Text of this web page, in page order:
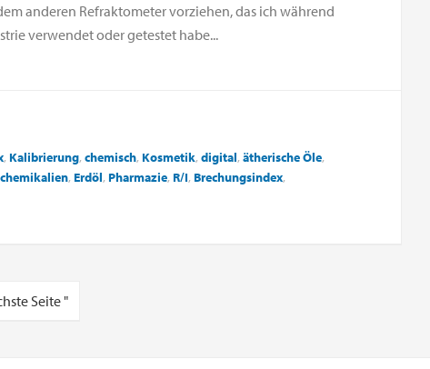
anderen Refraktometer vorziehen, das ich während
verwendet oder getestet habe...
, Kalibrierung, chemisch, Kosmetik, digital, ätherische Öle,
, Erdöl, Pharmazie, R/I, Brechungsindex,
Seite "